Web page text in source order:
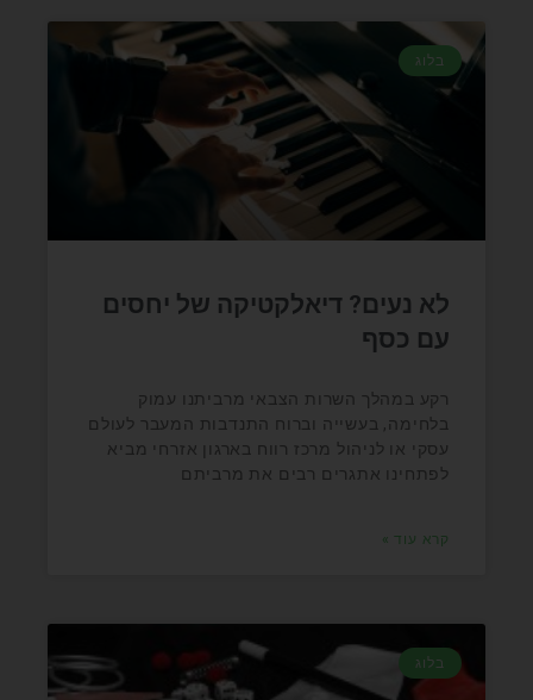
בלוג
לא נעים? דיאלקטיקה של יחסים
עם כסף
רקע במהלך השרות הצבאי מרביתנו עמוק
בלחימה, בעשייה וברוח התנדבות המעבר לעולם
עסקי או לניהול מרכז רווח בארגון אזרחי מביא
לפתחינו אתגרים רבים את מרביתם
קרא עוד »
בלוג